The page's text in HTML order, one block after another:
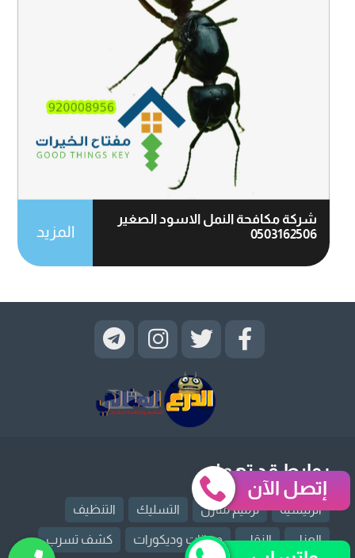
شركة مكافحة النمل الاسود الصغير
0503162506
المزيد
روابط قد تهمك
الرئيسية ترميم منازل التسليك التنظيف
العزل النقل دهانات وديكورات كشف تسرب
إتصل الآن